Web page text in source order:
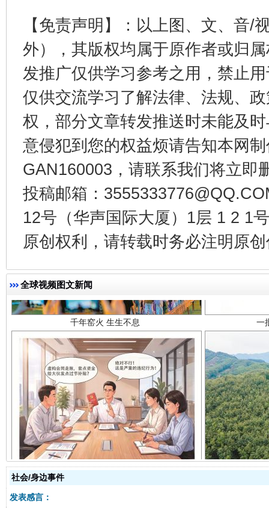
【免责声明】：以上图、文、音/
外），其版权均属于原作者或归
发推广仅供学习参考之用，禁止
仅供交流学习了解法律、法规、
权，部分文章转发推送时未能及
意侵犯到您的权益烦请告知本网
GAN160003，请联系我们将立即
投稿邮箱：
12号（华声国际大厦）1层 1 2 1
原创权利，请转载时务必注明原
全球视频图文新闻
东山县通报“牛蛙产品抗生素超标问题” 法
千年窑火 生生不息 一
揭开“小金库”的免责幌子
社会/身边事件
发表感言：